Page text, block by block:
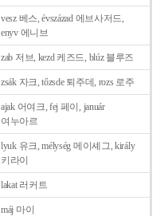
vesz 베스, évszázad 에브사저드,
enyv 에니브
zab 저브, kezd 케즈드, blúz 블루즈
zsák 자크, tőzsde 퇴주데, rozs 로주
ajak 어여크, fej 페이, január
여누아르
lyuk 유크, mélység 메이셰그, király
키라이
lakat 러커트
máj 마이